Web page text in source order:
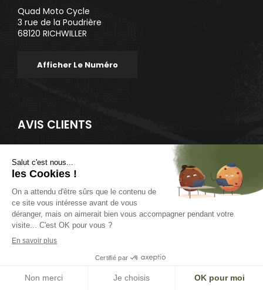
Quad Moto Cycle
3 rue de la Poudrière
68120 RICHWILLER
Afficher Le Numéro
AVIS CLIENTS
© Quad Moto Cycle 2026 |